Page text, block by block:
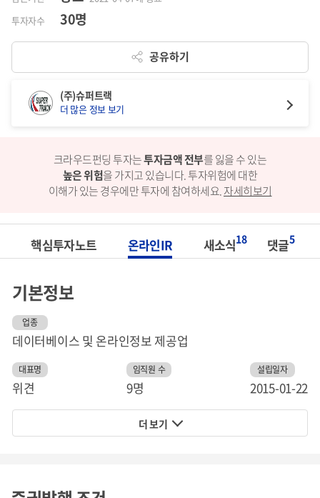
투자자수
30명
공유하기
크라우드펀딩 투자는투자금액 전부를 잃을 수 있는
높은 위험을 가지고 있습니다.투자위험에 대한
이해가 있는 경우에만 투자에 참여하세요.자세히보기
(주)슈퍼트랙
더 많은 정보 보기
핵심투자노트 온라인IR 새소식18 댓글5
기본정보
업종
데이터베이스 및 온라인정보 제공업
대표명
위견
임직원 수
9명
설립일자
2015-01-22
더 보기